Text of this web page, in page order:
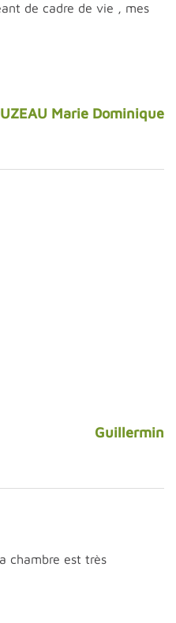
de cadre de vie , mes
Marie Dominique
Guillermin
chambre est très